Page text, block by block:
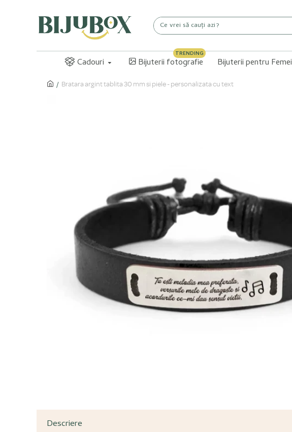
Cadouri Bijuterii fotografie
TRENDING
Bijuterii pentru Femei
Bratara argint tablita 30 mm si piele - personalizata cu text
Descriere